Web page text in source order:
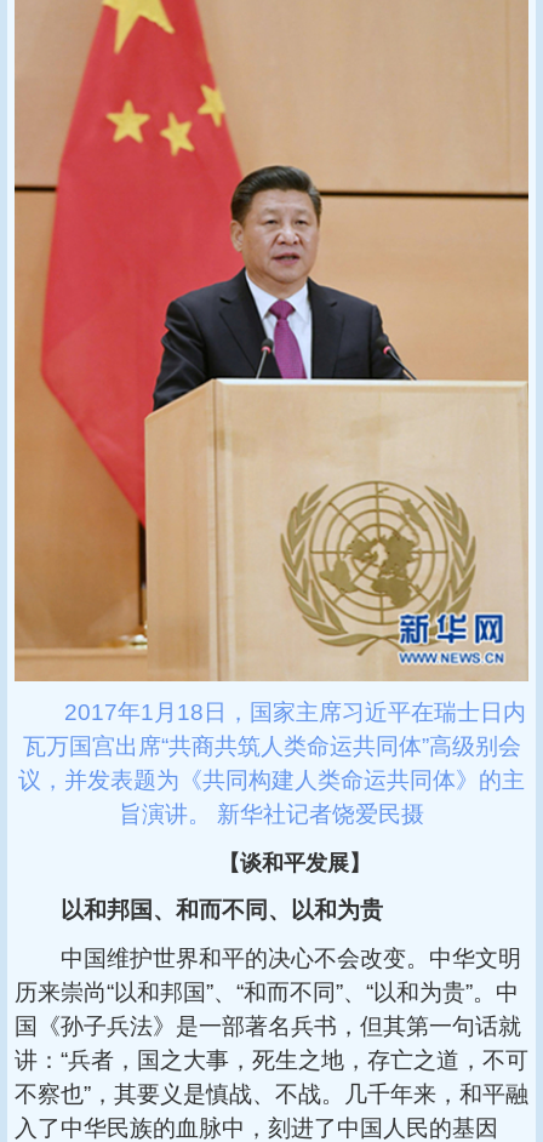
2017年1月18日，国家主席习近平在瑞士日内
瓦万国宫出席“共商共筑人类命运共同体”高级别会
议，并发表题为《共同构建人类命运共同体》的主
旨演讲。 新华社记者饶爱民摄
【谈和平发展】
以和邦国、和而不同、以和为贵
中国维护世界和平的决心不会改变。中华文明
历来崇尚“以和邦国”、“和而不同”、“以和为贵”。中
国《孙子兵法》是一部著名兵书，但其第一句话就
讲：“兵者，国之大事，死生之地，存亡之道，不可
不察也”，其要义是慎战、不战。几千年来，和平融
入了中华民族的血脉中，刻进了中国人民的基因